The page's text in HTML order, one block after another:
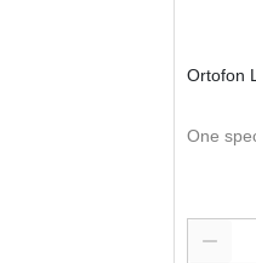
Ortofon
One